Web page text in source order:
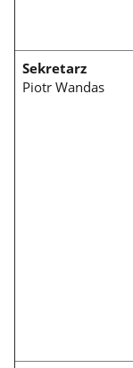
Sekretarz
Piotr Wandas